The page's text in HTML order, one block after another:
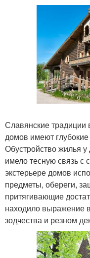
Славянские традиции
домов имеют
Обустройство жилья
имело тесную связь с
экстерьере домов
предметы, обереги,
притягивающие
находило выражение
зодчества и резном